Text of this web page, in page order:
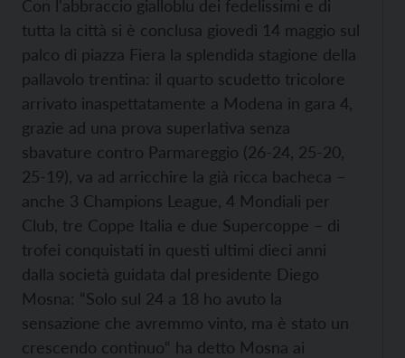
Con l'abbraccio gialloblu dei fedelissimi e di
tutta la città si è conclusa giovedì 14 maggio sul
palco di piazza Fiera la splendida stagione della
pallavolo trentina: il quarto scudetto tricolore
arrivato inaspettatamente a Modena in gara 4,
grazie ad una prova superlativa senza
sbavature contro Parmareggio (26-24, 25-20,
25-19), va ad arricchire la già ricca bacheca –
anche 3 Champions League, 4 Mondiali per
Club, tre Coppe Italia e due Supercoppe – di
trofei conquistati in questi ultimi dieci anni
dalla società guidata dal presidente Diego
Mosna: “Solo sul 24 a 18 ho avuto la
sensazione che avremmo vinto, ma è stato un
crescendo continuo“ ha detto Mosna ai